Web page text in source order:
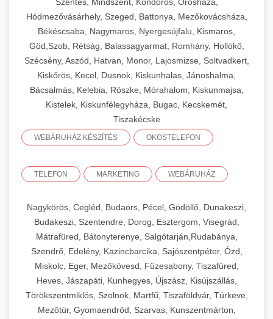
Hódmezővásárhely, Szeged, Battonya, Mezőkovácsháza,
Békéscsaba, Nagymaros, Nyergesújfalu, Kismaros,
Göd,Szob, Rétság, Balassagyarmat, Romhány, Hollókő,
Szécsény, Aszód, Hatvan, Monor, Lajosmizse, Soltvadkert,
Kiskőrös, Kecel, Dusnok, Kiskunhalas, Jánoshalma,
Bácsalmás, Kelebia, Röszke, Mórahalom, Kiskunmajsa,
Kistelek, Kiskunfélegyháza, Bugac, Kecskemét,
Tiszakécske
WEBÁRUHÁZ KÉSZÍTÉS OKOSTELEFON
TELEFON MARKETING WEBÁRUHÁZ
Nagykörös, Cegléd, Budaörs, Pécel, Gödöllő, Dunakeszi,
Budakeszi, Szentendre, Dorog, Esztergom, Visegrád,
Mátrafüred, Bátonyterenye, Salgótarján,Rudabánya,
Szendrő, Edelény, Kazincbarcika, Sajószentpéter, Ózd,
Miskolc, Eger, Mezőkövesd, Füzesabony, Tiszafüred,
Heves, Jászapáti, Kunhegyes, Újszász, Kisújszállás,
Törökszentmiklós, Szolnok, Martfű, Tiszaföldvár, Túrkeve,
Mezőtúr, Gyomaendrőd, Szarvas, Kunszentmárton,